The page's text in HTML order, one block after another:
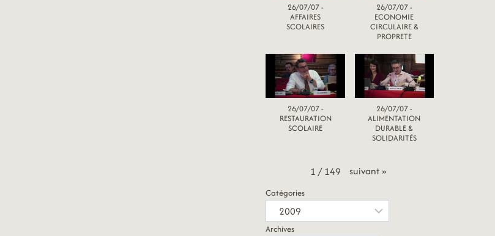
26/07/07 -
AFFAIRES
SCOLAIRES
26/07/07 -
ECONOMIE
CIRCULAIRE &
PROPRETE
26/07/07 -
RESTAURATION
SCOLAIRE
26/07/07 -
ALIMENTATION
DURABLE &
SOLIDARITÉS
1 / 149 suivant»
Catégories
Archives